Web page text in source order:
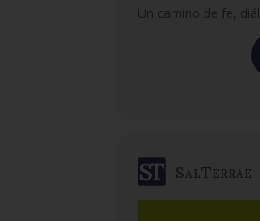
Un camino de fe,
SalTerrae